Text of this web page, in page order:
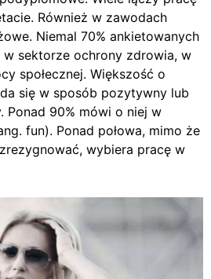
Również w zawodach
Niemal 70% ankietowanych
w sektorze ochrony zdrowia, w
społecznej. Większość o
się w sposób pozytywny lub
Ponad 90% mówi o niej w
fun). Ponad połowa, mimo że
wybiera pracę w